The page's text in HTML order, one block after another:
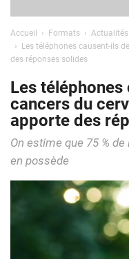
Accueil Formats
Actualités
Les téléphones causent-ils
des réponses solides
Les
cancers du
apporte des
On estime que 75 %
en possède